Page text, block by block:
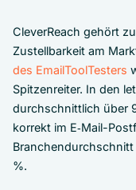
CleverReach gehört
Zustellbarkeit am
des EmailToolTesters
Spitzenreiter. In den
durchschnittlich über
korrekt im E‑Mail-
%.